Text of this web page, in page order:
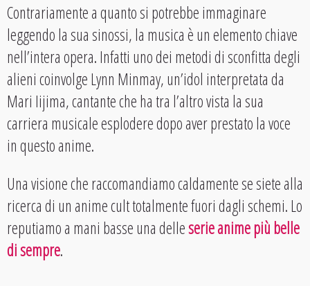
Contrariamente a quanto si potrebbe immaginare
leggendo la sua sinossi, la musica è un elemento chiave
nell’intera opera. Infatti uno dei metodi di sconfitta degli
alieni coinvolge Lynn Minmay, un’idol interpretata da
Mari Iijima, cantante che ha tra l’altro vista la sua
carriera musicale esplodere dopo aver prestato la voce
in questo anime.
Una visione che raccomandiamo caldamente se siete alla
ricerca di un anime cult totalmente fuori dagli schemi. Lo
reputiamo a mani basse una delleserie anime più belle
di sempre.